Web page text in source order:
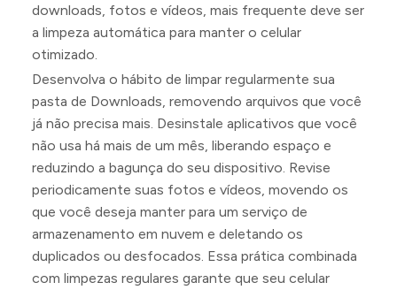
downloads, fotos e vídeos, mais frequente deve ser
a limpeza automática para manter o celular
otimizado.
Desenvolva o hábito de limpar regularmente sua
pasta de Downloads, removendo arquivos que você
já não precisa mais. Desinstale aplicativos que você
não usa há mais de um mês, liberando espaço e
reduzindo a bagunça do seu dispositivo. Revise
periodicamente suas fotos e vídeos, movendo os
que você deseja manter para um serviço de
armazenamento em nuvem e deletando os
duplicados ou desfocados. Essa prática combinada
com limpezas regulares garante que seu celular